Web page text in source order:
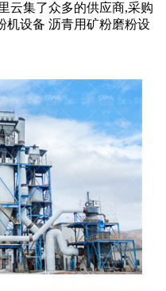
云集了众多的供应商,采购
机设备 沥青用矿粉磨粉设